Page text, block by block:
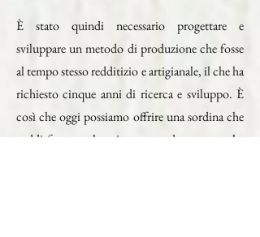
È stato quindi necessario progettare e
sviluppare un metodo di produzione che fosse
al tempo stesso redditizio e artigianale, il che ha
richiesto cinque anni di ricerca e sviluppo. È
così che oggi possiamo offrire una sordina che
soddisfa tutte le esigenze moderne, ma che